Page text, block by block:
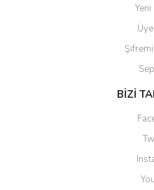
BİZİ